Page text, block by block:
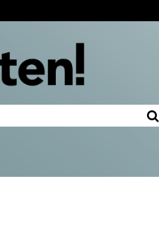
Ingelogd blijven